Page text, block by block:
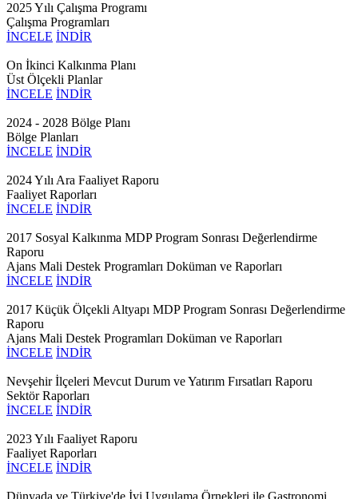
2025 Yılı Çalışma Programı
Çalışma Programları
İNCELE İNDİR
On İkinci Kalkınma Planı
Üst Ölçekli Planlar
İNCELE İNDİR
2024 - 2028 Bölge Planı
Bölge Planları
İNCELE İNDİR
2024 Yılı Ara Faaliyet Raporu
Faaliyet Raporları
İNCELE İNDİR
2017 Sosyal Kalkınma MDP Program Sonrası Değerlendirme
Raporu
Ajans Mali Destek Programları Doküman ve Raporları
İNCELE İNDİR
2017 Küçük Ölçekli Altyapı MDP Program Sonrası Değerlendirme
Raporu
Ajans Mali Destek Programları Doküman ve Raporları
İNCELE İNDİR
Nevşehir İlçeleri Mevcut Durum ve Yatırım Fırsatları Raporu
Sektör Raporları
İNCELE İNDİR
2023 Yılı Faaliyet Raporu
Faaliyet Raporları
İNCELE İNDİR
Dünyada ve Türkiye'de İyi Uygulama Örnekleri ile Gastronomi